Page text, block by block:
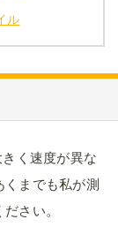
ル
く速度が異な
までも私が測
さい。